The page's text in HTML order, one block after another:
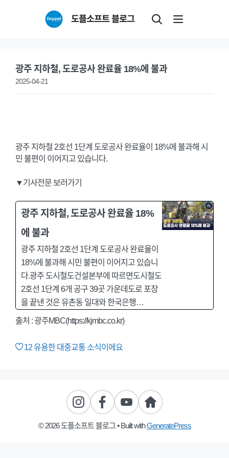
도플소프트 블로그
광주 지하철, 도로공사 완료율 18%에 불과
2025-04-21
광주 지하철 2호선 1단계 도로공사 완료율이 18%에 불과해 시
민 불편이 이어지고 있습니다.
▼기사전문 보러가기
광주 지하철, 도로공사 완료율 18%
에 불과
광주 지하철 2호선 1단계 도로공사 완료율이
18%에 불과해 시민 불편이 이어지고 있습니
다.광주 도시철도건설본부에 따르면도시철도
2호선 1단계 6개 공구 39곳 가운데도로 포장
을 끝낸 것은 유촌동 일대와 한국은행…
출처 : 광주MBC(https://kjmbc.co.kr)
12유용한 대중교통 소식이에요
© 2026 도플소프트 블로그• Built withGeneratePress